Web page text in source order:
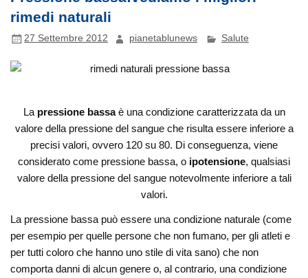
rimedi naturali
27 Settembre 2012 pianetablunews Salute
La pressione bassaè una condizione caratterizzata da un
valore della pressione del sangue che risulta essere inferiore a
precisi valori, ovvero 120 su 80. Di conseguenza, viene
considerato come pressione bassa, o ipotensione, qualsiasi
valore della pressione del sangue notevolmente inferiore a tali
valori.
La pressione bassa può essere una condizione naturale (come
per esempio per quelle persone che non fumano, per gli atleti e
per tutti coloro che hanno uno stile di vita sano) che non
comporta danni di alcun genere o, al contrario, una condizione